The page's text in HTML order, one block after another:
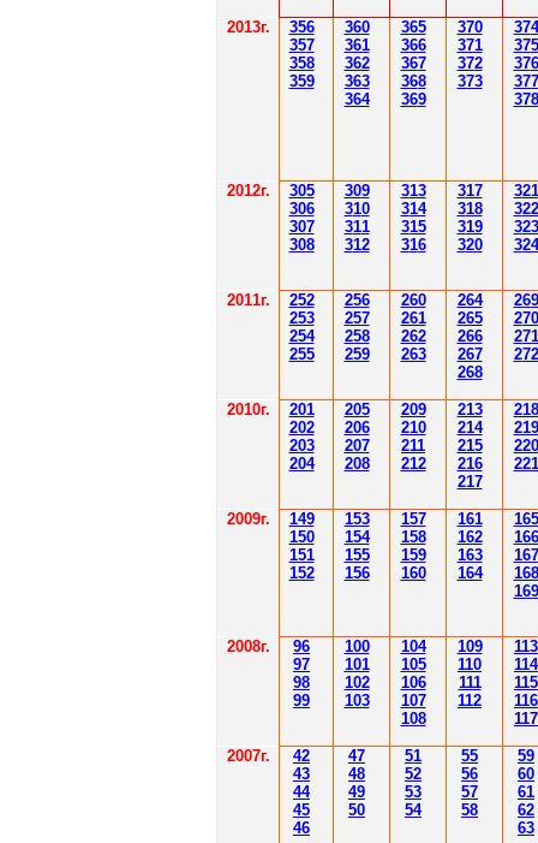
2013г.
356
357
358
359
360
361
362
363
364
365
366
367
368
369
370
371
372
373
374
375
376
377
378
2012г. 305
306
307
308
309
310
311
312
313
314
315
316
317
318
319
320
321
322
323
324
2011г.
252
253
254
255
256
257
258
259
260
261
262
263
264
265
266
267
268
269
270
271
272
2010г.
201
202
203
204
205
206
207
208
209
210
211
212
213
214
215
216
217
218
219
220
221
2009г.
149
150
151
152
153
154
155
156
157
158
159
160
161
162
163
164
165
166
167
168
169
2008г.
96
97
98
99
100
101
102
103
104
105
106
107
108
109
110
111
112
113
114
115
116
117
2007г.
42
43
44
45
46
47
48
49
50
51
52
53
54
55
56
57
58
59
60
61
62
63